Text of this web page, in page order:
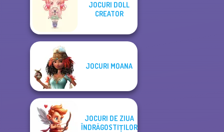
JOCURI DOLL
CREATOR
JOCURI MOANA
JOCURI DE ZIUA
ÎNDRĂGOSTIȚILOR